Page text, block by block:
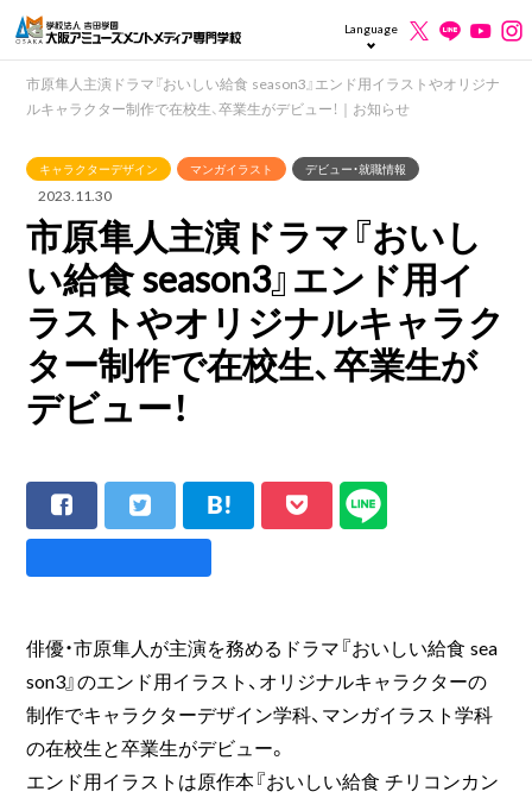
Language
市原隼人主演ドラマ『おいしい給食 season3』エンド用イラストやオリジナ
ルキャラクター制作で在校生、卒業生がデビュー！｜お知らせ
キャラクターデザイン マンガイラスト デビュー・就職情報
2023.11.30
市原隼人主演ドラマ『おいし
い給食 season3』エンド用イ
ラストやオリジナルキャラク
ター制作で在校生、卒業生が
デビュー！
俳優・市原隼人が主演を務めるドラマ『おいしい給食 sea
son3』のエンド用イラスト、オリジナルキャラクターの
制作でキャラクターデザイン学科、マンガイラスト学科
の在校生と卒業生がデビュー。
エンド用イラストは原作本『おいしい給食 チリコンカン